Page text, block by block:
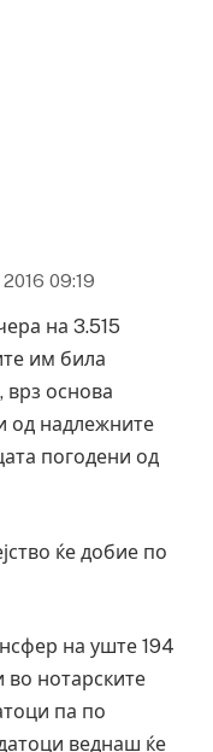
09:19
на 3.515
им била
основа
од надлежните
погодени од
ќе добие по
на уште 194
во нотарските
па по
веднаш ќе